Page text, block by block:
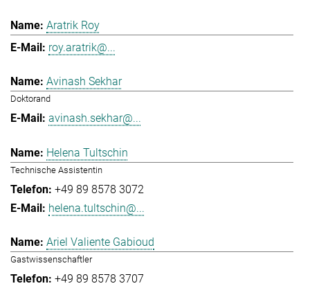
Aratrik Roy
roy.aratrik@...
Avinash Sekhar
Doktorand
avinash.sekhar@...
Helena Tultschin
Technische Assistentin
+49 89 8578 3072
helena.tultschin@...
Ariel Valiente Gabioud
Gastwissenschaftler
+49 89 8578 3707